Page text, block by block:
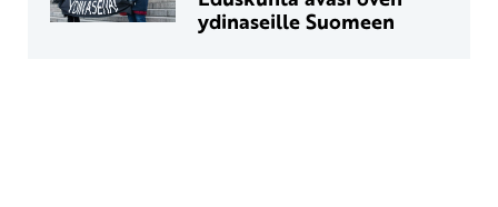
ydinaseille Suomeen